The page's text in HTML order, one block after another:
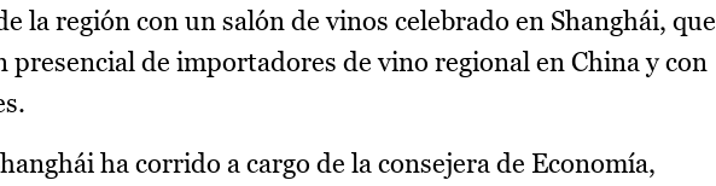
la región con un salón de vinos celebrado en Shanghái, que
de importadores de vino regional en China y con
ha corrido a cargo de la consejera de Economía,